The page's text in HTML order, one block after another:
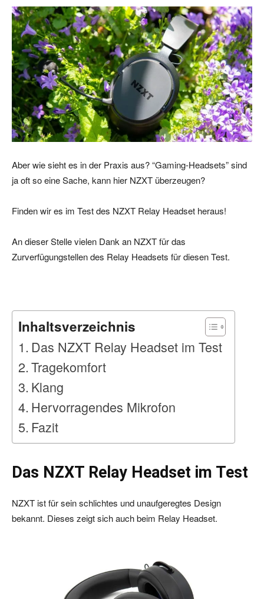
Aber wie sieht es in der Praxis aus? “Gaming-Headsets” sind
ja oft so eine Sache, kann hier NZXT überzeugen?
Finden wir es im Test des NZXT Relay Headset heraus!
An dieser Stelle vielen Dank an NZXT für das
Zurverfügungstellen des Relay Headsets für diesen Test.
Inhaltsverzeichnis
Das NZXT Relay Headset im Test
Tragekomfort
Klang
Hervorragendes Mikrofon
Fazit
Das NZXT Relay Headset im Test
NZXT ist für sein schlichtes und unaufgeregtes Design
bekannt. Dieses zeigt sich auch beim Relay Headset.